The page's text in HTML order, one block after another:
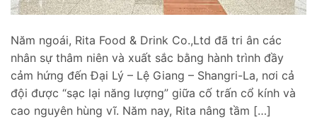
Năm ngoái, Rita Food & Drink Co.,Ltd đã tri ân các
nhân sự thâm niên và xuất sắc bằng hành trình đầy
cảm hứng đến Đại Lý – Lệ Giang – Shangri-La, nơi cả
đội được “sạc lại năng lượng” giữa cố trấn cổ kính và
cao nguyên hùng vĩ. Năm nay, Rita nâng tầm […]